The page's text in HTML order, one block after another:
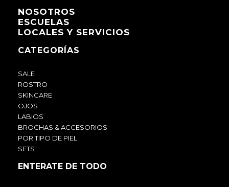
NOSOTROS
ESCUELAS
LOCALES Y SERVICIOS
CATEGORÍAS
SALE
ROSTRO
SKINCARE
OJOS
LABIOS
BROCHAS & ACCESORIOS
POR TIPO DE PIEL
SETS
ENTERATE DE TODO